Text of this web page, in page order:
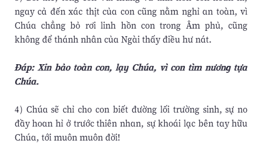
ngay cả đến xác thịt của con cũng nằm nghỉ an toàn, vì
Chúa chẳng bỏ rơi linh hồn con trong Âm phủ, cũng
không để thánh nhân của Ngài thấy điều hư nát.
Ðáp: Xin bảo toàn con, lạy Chúa, vì con tìm nương tựa
Chúa.
4) Chúa sẽ chỉ cho con biết đường lối trường sinh, sự no
đầy hoan hỉ ở trước thiên nhan, sự khoái lạc bên tay hữu
Chúa, tới muôn muôn đời!